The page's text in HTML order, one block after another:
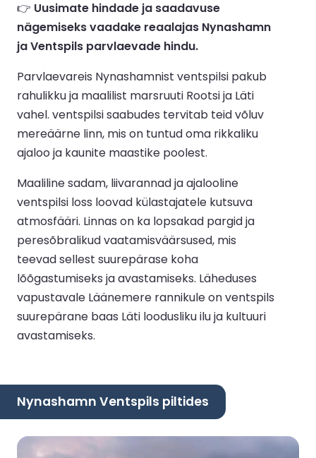
👉 Uusimate hindade ja saadavuse
nägemiseks vaadake reaalajas Nynashamn
ja Ventspils parvlaevade hindu.
Parvlaevareis Nynashamnist ventspilsi pakub
rahulikku ja maalilist marsruuti Rootsi ja Läti
vahel. ventspilsi saabudes tervitab teid võluv
mereäärne linn, mis on tuntud oma rikkaliku
ajaloo ja kaunite maastike poolest.
Maaliline sadam, liivarannad ja ajalooline
ventspilsi loss loovad külastajatele kutsuva
atmosfääri. Linnas on ka lopsakad pargid ja
peresõbralikud vaatamisväärsused, mis
teevad sellest suurepärase koha
lõõgastumiseks ja avastamiseks. Läheduses
vapustavale Läänemere rannikule on ventspils
suurepärane baas Läti loodusliku ilu ja kultuuri
avastamiseks.
Nynashamn Ventspils piltides